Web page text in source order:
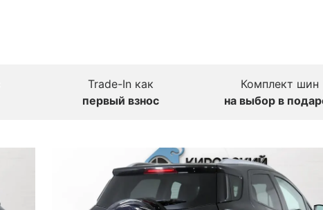
Trade-In как
первый взнос
Комплект шин
на выбор в